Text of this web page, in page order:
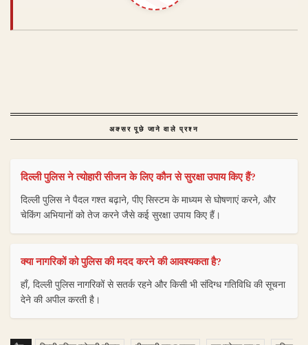
अक्सर पूछे जाने वाले प्रश्न
दिल्ली पुलिस ने त्योहारी सीजन के लिए कौन से सुरक्षा उपाय किए हैं?
दिल्ली पुलिस ने पैदल गश्त बढ़ाने, पीए सिस्टम के माध्यम से घोषणाएं करने, और
चेकिंग अभियानों को तेज करने जैसे कई सुरक्षा उपाय किए हैं।
क्या नागरिकों को पुलिस की मदद करने की आवश्यकता है?
हाँ, दिल्ली पुलिस नागरिकों से सतर्क रहने और किसी भी संदिग्ध गतिविधि की सूचना
देने की अपील करती है।